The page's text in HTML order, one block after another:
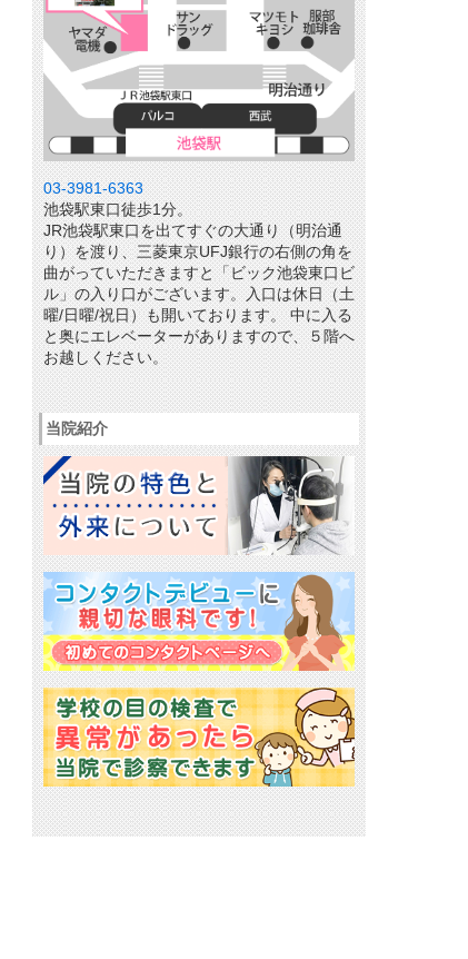
03-3981-6363
池袋駅東口徒歩1分。
JR池袋駅東口を出てすぐの大通り（明治通
り）を渡り、三菱東京UFJ銀行の右側の角を
曲がっていただきますと「ビック池袋東口ビ
ル」の入り口がございます。入口は休日（土
曜/日曜/祝日）も開いております。 中に入る
と奥にエレベーターがありますので、５階へ
お越しください。
当院紹介